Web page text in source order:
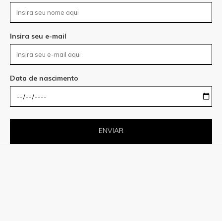
Insira seu e-mail
Data de nascimento
ENVIAR